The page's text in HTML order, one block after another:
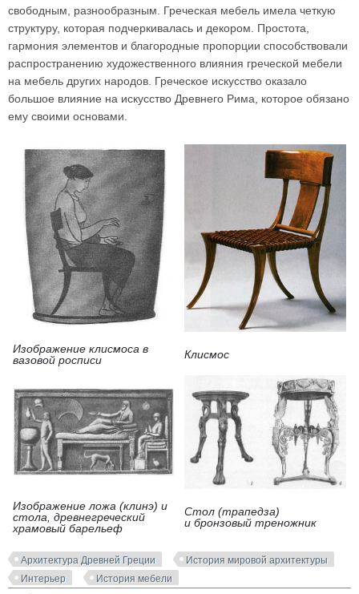
свободным, разнообразным. Греческая мебель имела четкую
структуру, которая подчеркивалась и декором. Простота,
гармония элементов и благородные пропорции способствовали
распространению художественного влияния греческой мебели
на мебель других народов. Греческое искусство оказало
большое влияние на искусство Древнего Рима, которое обязано
ему своими основами.
Изображение клисмоса в
вазовой росписи
Клисмос
Изображение ложа (клинэ) и
стола, древнегреческий
храмовый барельеф
Стол (трапедза)
и бронзовый треножник
Архитектура Древней Греции
История мировой архитектуры
Интерьер
История мебели